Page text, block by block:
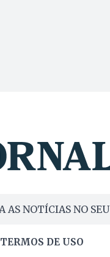
AS NOTÍCIAS NO
TERMOS DE USO